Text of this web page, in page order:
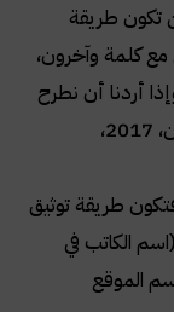
تكون طريقة
مع كلمة وآخرون،
أردنا أن نطرح
مثال عن مثل الحالة هذه (النحاس وآخرون، 2017،
طريقة توثيق
الكاتب في
الموقع